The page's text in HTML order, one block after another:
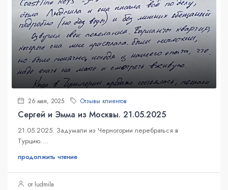
26 мая, 2025 Отзывы клиентов
Сергей и Эмма из Москвы. 21.05.2025
21.05.2025. Задумали из Черногории перебраться в
Турцию....
продолжить чтение
от ludmila